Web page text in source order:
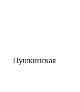
Пушкинская